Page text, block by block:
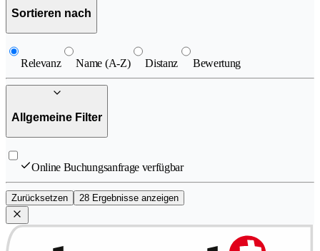
Sortieren nach
Relevanz Name (A-Z) Distanz Bewertung
Allgemeine Filter
Online Buchungsanfrage verfügbar
Zurücksetzen 28 Ergebnisse anzeigen